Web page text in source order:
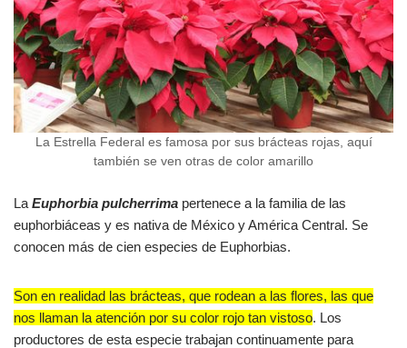
La Estrella Federal es famosa por sus brácteas rojas, aquí
también se ven otras de color amarillo
La Euphorbia pulcherrima pertenece a la familia de las
euphorbiáceas y es nativa de México y América Central. Se
conocen más de cien especies de Euphorbias.
Son en realidad las brácteas, que rodean a las flores, las que
nos llaman la atención por su color rojo tan vistoso. Los
productores de esta especie trabajan continuamente para